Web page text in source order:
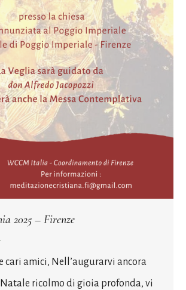
2025 – Firenze
cari amici, Nell’augurarvi ancora
ricolmo di gioia profonda, vi